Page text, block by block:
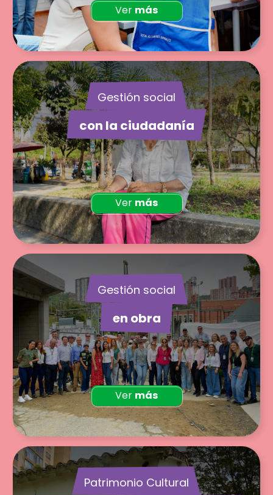
Ver más
Gestión social
con la ciudadanía
Ver más
Gestión social
en obra
Ver más
Patrimonio Cultural